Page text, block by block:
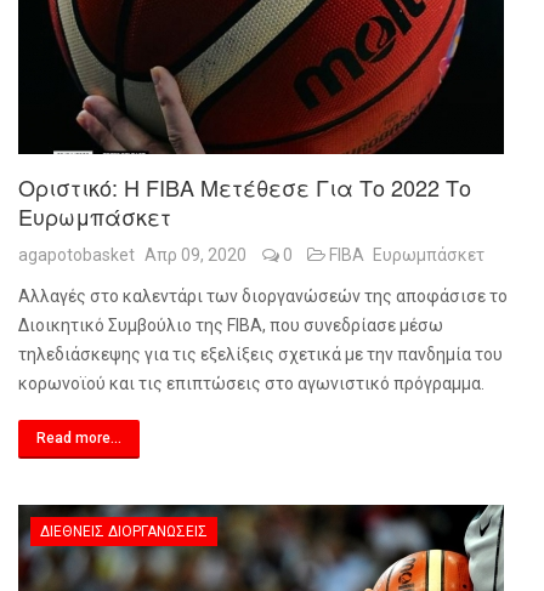
Οριστικό: Η FIBA Μετέθεσε Για Το 2022 Το
Ευρωμπάσκετ
agapotobasket Απρ 09, 2020 0 FIBA Ευρωμπάσκετ
Αλλαγές στο καλεντάρι των διοργανώσεών της αποφάσισε το
Διοικητικό Συμβούλιο της FIBA, που συνεδρίασε μέσω
τηλεδιάσκεψης για τις εξελίξεις σχετικά με την πανδημία του
κορωνοϊού και τις επιπτώσεις στο αγωνιστικό πρόγραμμα.
Read more...
ΔΙΕΘΝΕΊΣ ΔΙΟΡΓΑΝΏΣΕΙΣ